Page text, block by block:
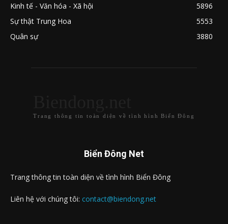
Kinh tế - Văn hóa - Xã hội
5896
Sự thật Trung Hoa
5553
Quân sự
3880
Trang thông tin toàn diện về tình hình Biển Đông
Biển Đông Net
Trang thông tin toàn diện về tình hình Biển Đông
Liên hệ với chúng tôi: contact@biendong.net